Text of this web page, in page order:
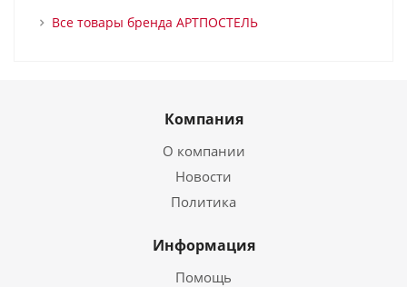
Все товары бренда АРТПОСТЕЛЬ
Компания
О компании
Новости
Политика
Информация
Помощь